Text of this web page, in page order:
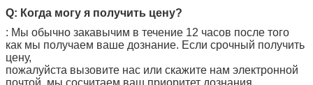
Q: Когда могу я получить цену?
: Мы обычно закавычим в течение 12 часов после того
как мы получаем ваше дознание. Если срочный получить
цену,
пожалуйста вызовите нас или скажите нам электронной
почтой, мы сосчитаем ваш приоритет дознания.